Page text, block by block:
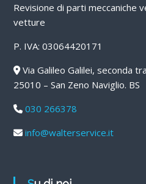
Revisione di parti meccaniche
vetture
P. IVA: 03064420171
Via Galileo Galilei, seconda
25010 – San Zeno Naviglio. BS
030 266378
info@walterservice.it